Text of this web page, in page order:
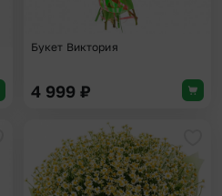
Букет Виктория
4 999 ₽
Добавить в избранное